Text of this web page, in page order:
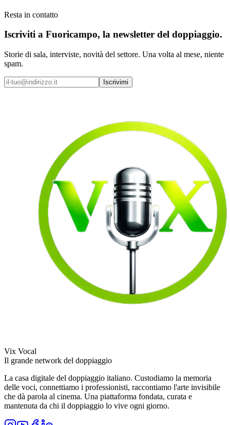
Resta in contatto
Iscriviti a Fuoricampo, la newsletter del doppiaggio.
Storie di sala, interviste, novità del settore. Una volta al mese, niente
spam.
Iscrivimi
Vix Vocal
Il grande network del doppiaggio
La casa digitale del doppiaggio italiano. Custodiamo la memoria
delle voci, connettiamo i professionisti, raccontiamo l'arte invisibile
che dà parola al cinema. Una piattaforma fondata, curata e
mantenuta da chi il doppiaggio lo vive ogni giorno.